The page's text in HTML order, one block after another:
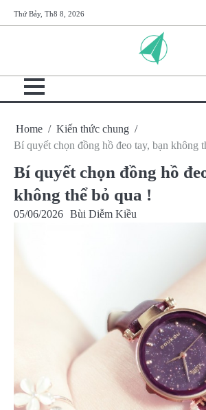
to
Thứ Bảy, Th8 8, 2026
Home
Kiến thức chung
Bí quyết chọn đồng hồ đeo tay, bạn không
Bí quyết chọn đồng hồ
không thể bỏ qua !
05/06/2026 Bùi Diễm Kiều